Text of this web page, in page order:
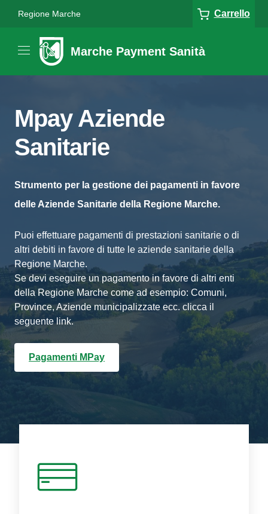
Regione Marche Carrello
Marche Payment Sanità
Mpay Aziende
Sanitarie
Strumento per la gestione dei pagamenti in favore
delle Aziende Sanitarie della Regione Marche.
Puoi effettuare pagamenti di prestazioni sanitarie o di
altri debiti in favore di tutte le aziende sanitarie della
Regione Marche.
Se devi eseguire un pagamento in favore di altri enti
della Regione Marche come ad esempio: Comuni,
Province, Aziende municipalizzate ecc. clicca il
seguente link.
Pagamenti MPay